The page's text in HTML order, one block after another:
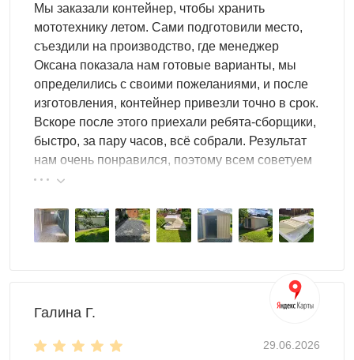
Крыша: варианты — плоская, односкатная или
двускатная; выдерживает до 250 кг/м² или до 2 м
снега, вода уходит по водостокам, что
предотвращает подтекание
Корпус: из оцинкованного профиля толщиной 0,7
мм с усилением жёсткости; устойчив к ветровым и
механическим нагрузкам
Стены: из профлиста НС-35 толщиной 0,5 мм с
оцинковкой или полимерным покрытием; не боятся
влаги и ржавчины
тонн), герметичный, с дренажными отверстиями для
стока влаги, не пропускает грызунов
без капитального основания; собрать можно за 2–3
часа с напарником
цене одного), возможно нанесение граффити,
Мы заказали контейнер, чтобы хранить
мототехнику летом. Сами подготовили место,
съездили на производство, где менеджер
Оксана показала нам готовые варианты, мы
определились с своими пожеланиями, и после
изготовления, контейнер привезли точно в срок.
Вскоре после этого приехали ребята-сборщики,
быстро, за пару часов, всё собрали. Результат
нам очень понравился, поэтому всем советуем
эту фирму.
Галина Г.
29.06.2026